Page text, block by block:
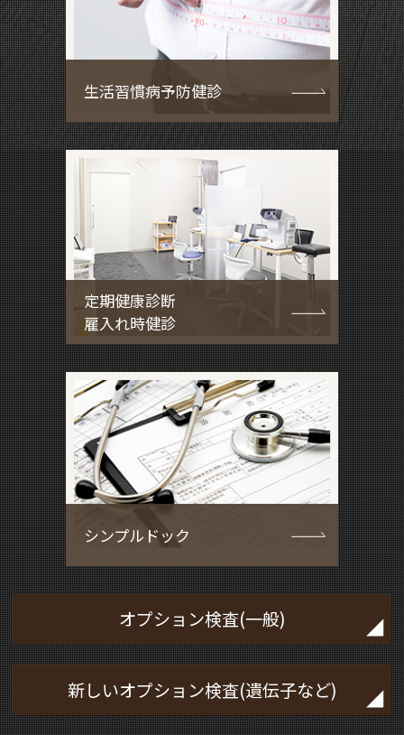
生活習慣病予防健診
定期健康診断
雇入れ時健診
シンプルドック
オプション検査(一般)
新しいオプション検査(遺伝子など)